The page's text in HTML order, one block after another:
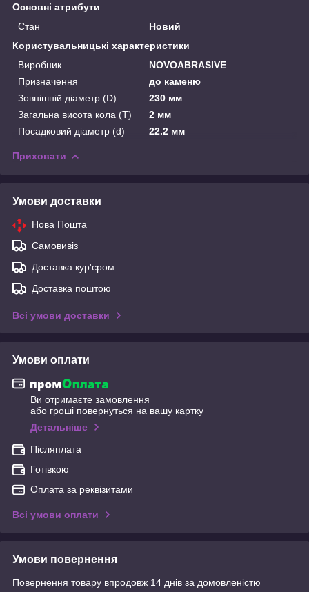
Основні атрибути
Стан
Новий
Користувальницькі характеристики
Виробник
NOVOABRASIVE
Призначення
до каменю
Зовнішній діаметр (D)
230 мм
Загальна висота кола (T)
2 мм
Посадковий діаметр (d)
22.2 мм
Приховати
Умови доставки
Нова Пошта
Самовивіз
Доставка кур'єром
Доставка поштою
Всі умови доставки
Умови оплати
Ви отримаєте замовлення
або гроші повернуться на вашу картку
Детальніше
Післяплата
Готівкою
Оплата за реквізитами
Всі умови оплати
Умови повернення
Повернення товару впродовж 14 днів за домовленістю